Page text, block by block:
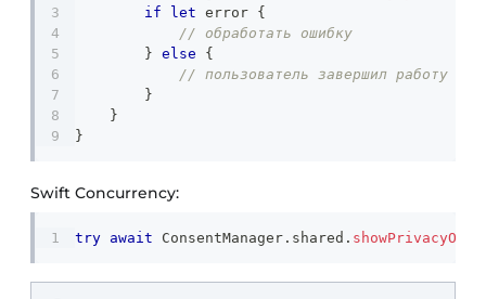
if
let error {
// обработать ошибку
} else
{
// пользователь завершил работу с
}
}
}
Swift Concurrency:
try await ConsentManager . shared .